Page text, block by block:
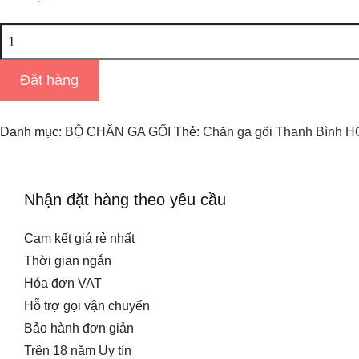
HQS78
Đặt hàng
Danh mục: BỘ CHĂN GA GỐI Thẻ: Chăn ga gối Thanh Bình
Nhận đặt hàng theo yêu cầu
Cam kết giá rẻ nhất
Thời gian ngắn
Hóa đơn VAT
Hỗ trợ gọi vận chuyển
Bảo hành đơn giản
Trên 18 năm Uy tín